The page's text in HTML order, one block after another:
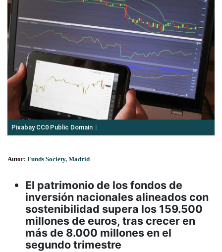
Pixabay CC0 Public Domain
Autor: Funds Society, Madrid
El patrimonio de los fondos de
inversión nacionales alineados con
sostenibilidad supera los 159.500
millones de euros, tras crecer en
más de 8.000 millones en el
segundo trimestre